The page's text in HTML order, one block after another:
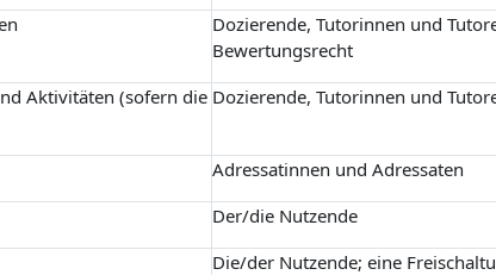
Dozierende, Tutorinnen und
Bewertungsrecht
Aktivitäten (sofern die Dozierende, Tutorinnen und
Adressatinnen und Adressaten
Der/die Nutzende
Die/der Nutzende; eine